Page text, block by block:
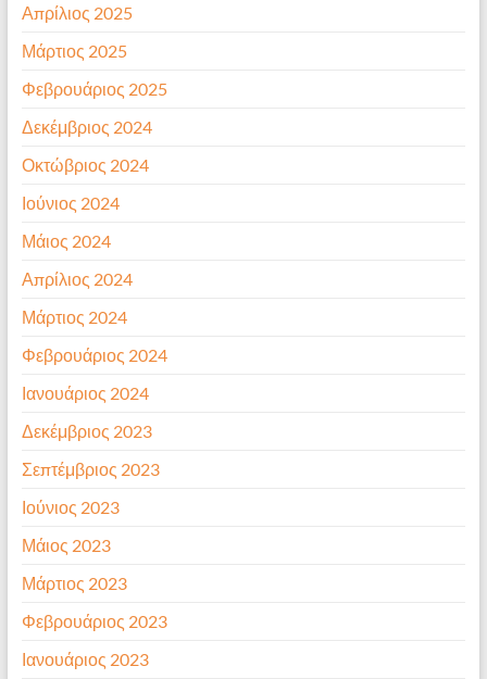
Απρίλιος 2025
Μάρτιος 2025
Φεβρουάριος 2025
Δεκέμβριος 2024
Οκτώβριος 2024
Ιούνιος 2024
Μάιος 2024
Απρίλιος 2024
Μάρτιος 2024
Φεβρουάριος 2024
Ιανουάριος 2024
Δεκέμβριος 2023
Σεπτέμβριος 2023
Ιούνιος 2023
Μάιος 2023
Μάρτιος 2023
Φεβρουάριος 2023
Ιανουάριος 2023